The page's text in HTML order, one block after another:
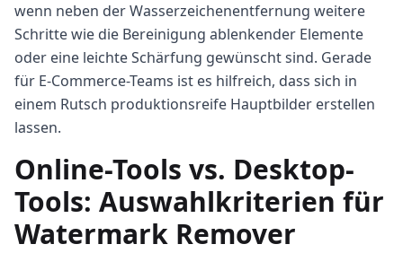
wenn neben der Wasserzeichenentfernung weitere
Schritte wie die Bereinigung ablenkender Elemente
oder eine leichte Schärfung gewünscht sind. Gerade
für E‑Commerce-Teams ist es hilfreich, dass sich in
einem Rutsch produktionsreife Hauptbilder erstellen
lassen.
Online-Tools vs. Desktop-
Tools: Auswahlkriterien für
Watermark Remover